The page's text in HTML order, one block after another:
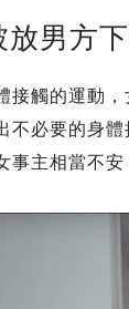
男方
接觸的運動
不必要的身
事主相當不安